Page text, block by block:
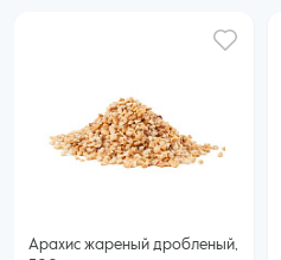
Арахис жареный дробленый,